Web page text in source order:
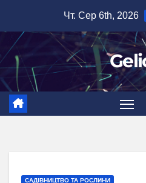
вмісту
Чт. Сер 6th, 2026
САДІВНИЦТВО ТА РОСЛИНИ